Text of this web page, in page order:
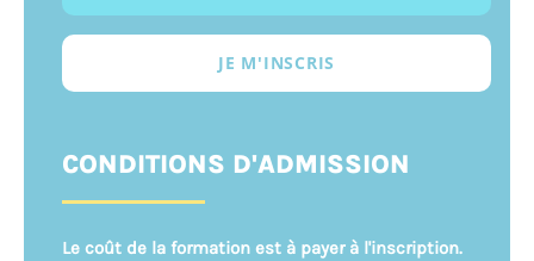
JE M'INSCRIS
CONDITIONS D'ADMISSION
Le coût de la formation est à payer à l'inscription.